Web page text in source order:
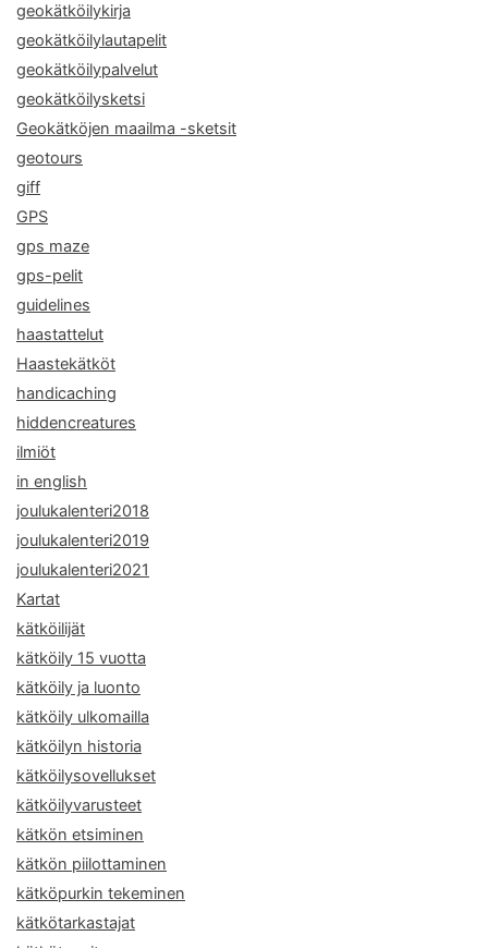
geokätköilykirja
geokätköilylautapelit
geokätköilypalvelut
geokätköilysketsi
Geokätköjen maailma -sketsit
geotours
giff
GPS
gps maze
gps-pelit
guidelines
haastattelut
Haastekätköt
handicaching
hiddencreatures
ilmiöt
in english
joulukalenteri2018
joulukalenteri2019
joulukalenteri2021
Kartat
kätköilijät
kätköily 15 vuotta
kätköily ja luonto
kätköily ulkomailla
kätköilyn historia
kätköilysovellukset
kätköilyvarusteet
kätkön etsiminen
kätkön piilottaminen
kätköpurkin tekeminen
kätkötarkastajat